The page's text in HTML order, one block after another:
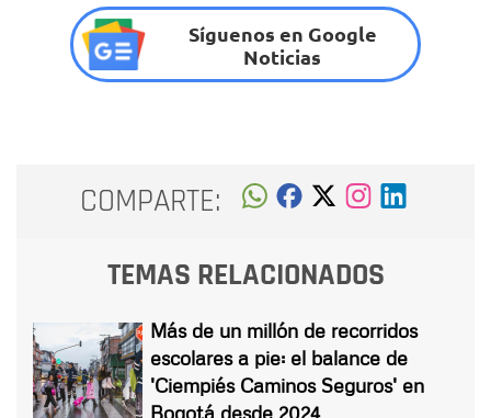
Síguenos en Google
Noticias
COMPARTE:
TEMAS RELACIONADOS
Más de un millón de recorridos
escolares a pie: el balance de
'Ciempiés Caminos Seguros' en
Bogotá desde 2024